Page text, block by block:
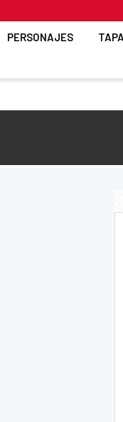
PERSONAJES
TAPA